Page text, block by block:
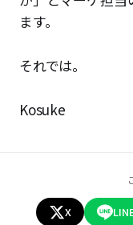
ます。
それでは。
Kosuke
X